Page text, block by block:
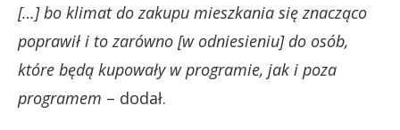
[…] bo klimat do zakupu mieszkania się znacząco
poprawił i to zarówno [w odniesieniu] do osób,
które będą kupowały w programie, jak i poza
programem – dodał.